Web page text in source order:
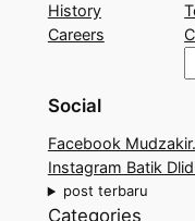
History
Careers
e
c
h
Social
Facebook
Instagram Batik
post terbaru
Categories